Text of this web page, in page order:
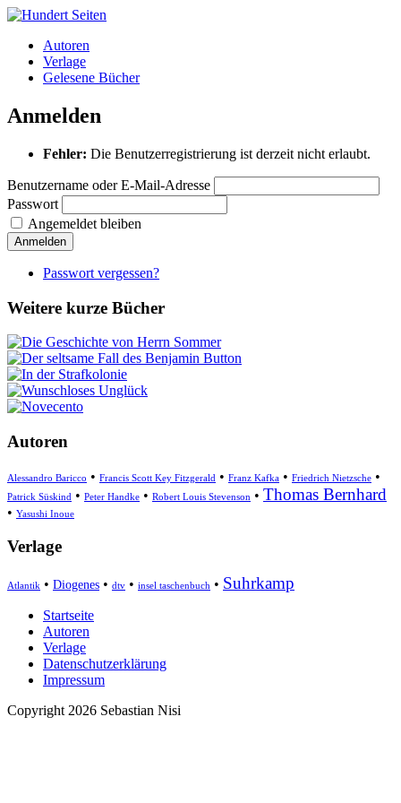
Autoren
Verlage
Gelesene Bücher
Anmelden
Fehler: Die Benutzerregistrierung ist derzeit nicht erlaubt.
Benutzername oder E-Mail-Adresse
Passwort
Angemeldet bleiben
Anmelden
Passwort vergessen?
Weitere kurze Bücher
Autoren
Alessandro Baricco • Francis Scott Key Fitzgerald • Franz Kafka • Friedrich Nietzsche •
Patrick Süskind • Peter Handke • Robert Louis Stevenson • Thomas Bernhard
• Yasushi Inoue
Verlage
Atlantik • Diogenes • dtv • insel taschenbuch • Suhrkamp
Startseite
Autoren
Verlage
Datenschutzerklärung
Impressum
Copyright 2026 Sebastian Nisi